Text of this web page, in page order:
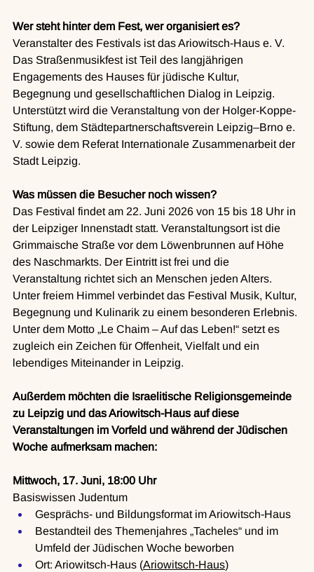
Wer steht hinter dem Fest, wer organisiert es?
Veranstalter des Festivals ist das Ariowitsch-Haus e. V.
Das Straßenmusikfest ist Teil des langjährigen
Engagements des Hauses für jüdische Kultur,
Begegnung und gesellschaftlichen Dialog in Leipzig.
Unterstützt wird die Veranstaltung von der Holger-Koppe-
Stiftung, dem Städtepartnerschaftsverein Leipzig–Brno e.
V. sowie dem Referat Internationale Zusammenarbeit der
Stadt Leipzig.
Was müssen die Besucher noch wissen?
Das Festival findet am 22. Juni 2026 von 15 bis 18 Uhr in
der Leipziger Innenstadt statt. Veranstaltungsort ist die
Grimmaische Straße vor dem Löwenbrunnen auf Höhe
des Naschmarkts. Der Eintritt ist frei und die
Veranstaltung richtet sich an Menschen jeden Alters.
Unter freiem Himmel verbindet das Festival Musik, Kultur,
Begegnung und Kulinarik zu einem besonderen Erlebnis.
Unter dem Motto „Le Chaim – Auf das Leben!“ setzt es
zugleich ein Zeichen für Offenheit, Vielfalt und ein
lebendiges Miteinander in Leipzig.
Außerdem möchten die Israelitische Religionsgemeinde
zu Leipzig und das Ariowitsch-Haus auf diese
Veranstaltungen im Vorfeld und während der Jüdischen
Woche aufmerksam machen:
Mittwoch, 17. Juni, 18:00 Uhr
Basiswissen Judentum
Gesprächs- und Bildungsformat im Ariowitsch-Haus
Bestandteil des Themenjahres „Tacheles“ und im
Umfeld der Jüdischen Woche beworben
Ort: Ariowitsch-Haus (Ariowitsch-Haus)